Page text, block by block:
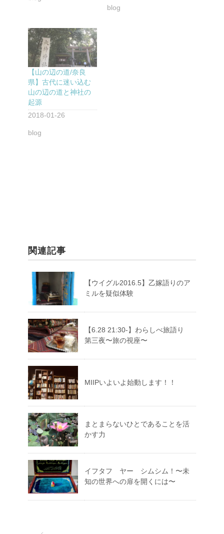
blog
【山の辺の道/奈良
県】古代に迷い込む
山の辺の道と神社の
起源
2018-01-26
blog
関連記事
【ウイグル2016.5】乙嫁語りのア
ミルを疑似体験
【6.28 21:30-】わらしべ旅語り
第三夜〜旅の視座〜
MIIPいよいよ始動します！！
まとまらないひとであることを活
かす力
イフタフ ヤー シムシム！〜未
知の世界への扉を開くには〜